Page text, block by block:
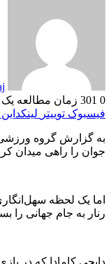
0
زمان مطالعه یک
فیسبوک توییتر لینکداین
جوان را راهی میدان
رنار به جام جهانی را
دایچی کامادا که در